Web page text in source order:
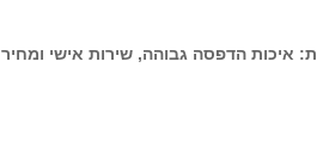
איכות הדפסה גבוהה, שירות אישי ומחיר